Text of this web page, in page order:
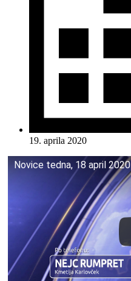
19. aprila 2020
Novice tedna, 18 april 2020